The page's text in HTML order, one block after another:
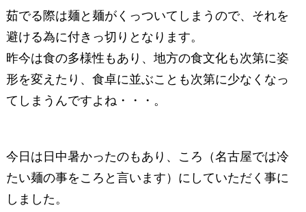
茹でる際は麺と麺がくっついてしまうので、それを
避ける為に付きっ切りとなります。
昨今は食の多様性もあり、地方の食文化も次第に姿
形を変えたり、食卓に並ぶことも次第に少なくなっ
てしまうんですよね・・・。
今日は日中暑かったのもあり、ころ（名古屋では冷
たい麺の事をころと言います）にしていただく事に
しました。